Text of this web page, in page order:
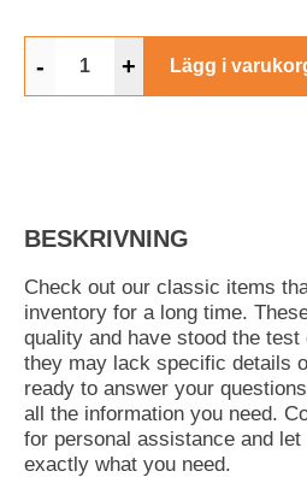
- + Lägg i
BESKRIVNING
Check out our classic items
inventory for a long time.
quality and have stood the
they may lack specific details
ready to answer your
all the information you need.
for personal assistance and
exactly what you need.